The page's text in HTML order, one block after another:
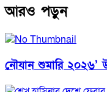
আরও পড়ুন
নৌযান শুমারি ২০২৬’